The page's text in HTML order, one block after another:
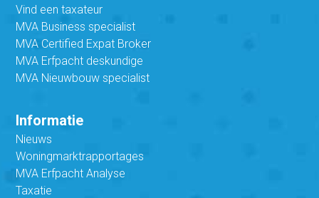
Vind een taxateur
MVA Business specialist
MVA Certified Expat Broker
MVA Erfpacht deskundige
MVA Nieuwbouw specialist
Informatie
Nieuws
Woningmarktrapportages
MVA Erfpacht Analyse
Taxatie